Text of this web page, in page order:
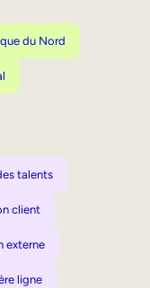
du Nord
talents
client
externe
ligne